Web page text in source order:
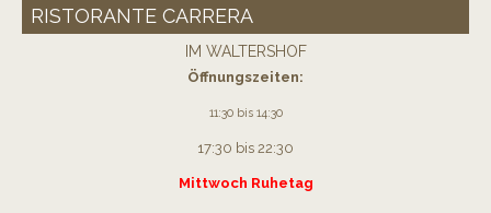
RISTORANTE CARRERA
IM WALTERSHOF
Öffnungszeiten:
11:30 bis 14:30
17:30 bis 22:30
Mittwoch Ruhetag